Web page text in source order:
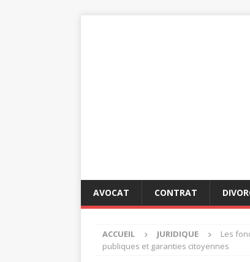
AVOCAT CONTRAT
ACCUEIL JURIDIQUE
Les
publiques et garanties citoyennes